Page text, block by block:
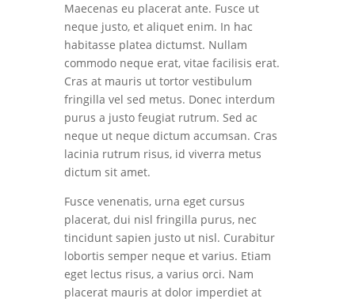
Maecenas eu placerat ante. Fusce ut
neque justo, et aliquet enim. In hac
habitasse platea dictumst. Nullam
commodo neque erat, vitae facilisis erat.
Cras at mauris ut tortor vestibulum
fringilla vel sed metus. Donec interdum
purus a justo feugiat rutrum. Sed ac
neque ut neque dictum accumsan. Cras
lacinia rutrum risus, id viverra metus
dictum sit amet.
Fusce venenatis, urna eget cursus
placerat, dui nisl fringilla purus, nec
tincidunt sapien justo ut nisl. Curabitur
lobortis semper neque et varius. Etiam
eget lectus risus, a varius orci. Nam
placerat mauris at dolor imperdiet at